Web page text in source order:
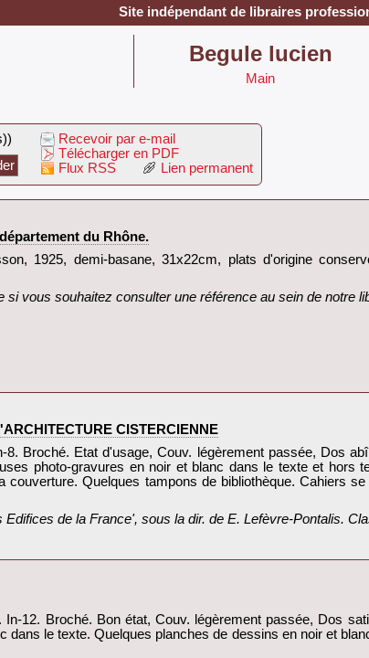
Site indépendant de libraires
‎Begule lucien‎
Main
Recevoir par e-mail
Télécharger en PDF
Flux RSS
Lien permanent
du Rhône.‎
1925, demi-basane, 31x22cm, plats d'origine
vous souhaitez consulter une référence au sein de notre
CISTERCIENNE‎
8. Broché. Etat d'usage, Couv. légèrement passée, Dos
photo-gravures en noir et blanc dans le texte et hors
couverture. Quelques tampons de bibliothèque. Cahiers
de la France', sous la dir. de E. Lefèvre-Pontalis.
In-12. Broché. Bon état, Couv. légèrement passée, Dos
dans le texte. Quelques planches de dessins en noir et